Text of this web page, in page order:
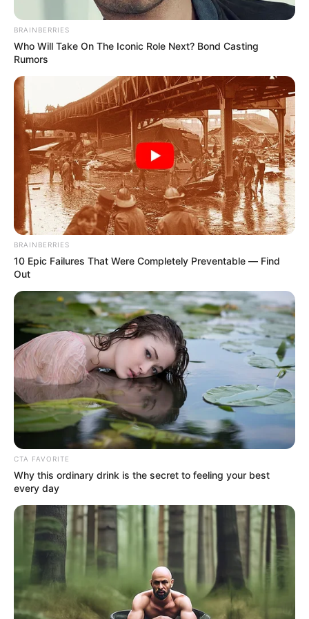
Prácticas más comunes que generan
comparendos
En el último año, de acuerdo con la Secretaría Distrital de
Seguridad, Convivencia y Justicia, se registraron varias
infracciones que afectaron la convivencia en la ciudad.
Las más comunes fueron:
Ingresar o salir del transporte público por puertas no
autorizadas (34%)
Portar objetos cortopunzantes (30%)
Evitar el pago del transporte público (17%)
colegios (5%)
Provocar o estar involucrado en una riña (1.8%)
Aumento de las multas en 2025
Este año, las multas por comportamientos contrarios a la
convivencia aumentaron en relación con el salario
mínimo diario legal vigente. Estos son los nuevos valores
BRAINBERRIES
Who Will Take On The Iconic Role Next? Bond Casting
Rumors
BRAINBERRIES
10 Epic Failures That Were Completely Preventable — Find
Out
CTA FAVORITE
Why this ordinary drink is the secret to feeling your best
every day